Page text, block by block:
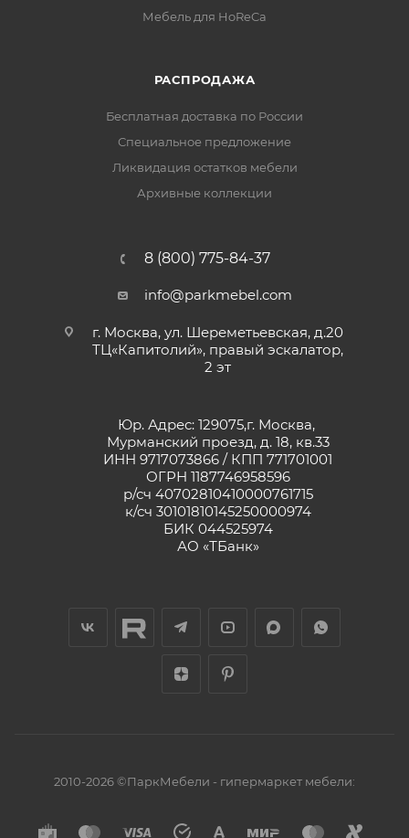
Мебель для HoReCa
РАСПРОДАЖА
Бесплатная доставка по России
Специальное предложение
Ликвидация остатков мебели
Архивные коллекции
8 (800) 775-84-37
info@parkmebel.com
г. Москва, ул. Шереметьевская, д.20
ТЦ«Капитолий», правый эскалатор,
2 эт
Юр. Адрес: 129075,г. Москва,
Мурманский проезд, д. 18, кв.33
ИНН 9717073866 / КПП 771701001
ОГРН 1187746958596
р/сч 40702810410000761715
к/сч 30101810145250000974
БИК 044525974
АО «ТБанк»
2010-2026 ©ПаркМебели - гипермаркет мебели: